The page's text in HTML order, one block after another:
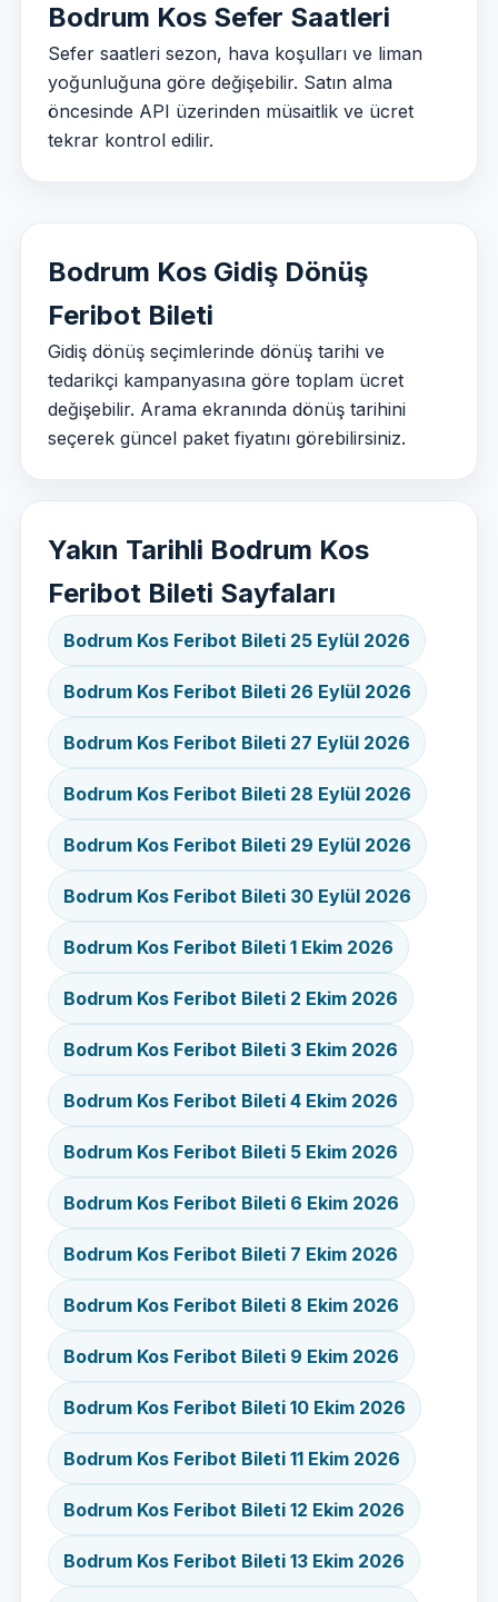
Bodrum Kos Sefer Saatleri
Sefer saatleri sezon, hava koşulları ve liman
yoğunluğuna göre değişebilir. Satın alma
öncesinde API üzerinden müsaitlik ve ücret
tekrar kontrol edilir.
Bodrum Kos Gidiş Dönüş
Feribot Bileti
Gidiş dönüş seçimlerinde dönüş tarihi ve
tedarikçi kampanyasına göre toplam ücret
değişebilir. Arama ekranında dönüş tarihini
seçerek güncel paket fiyatını görebilirsiniz.
Yakın Tarihli Bodrum Kos
Feribot Bileti Sayfaları
Bodrum Kos Feribot Bileti 25 Eylül 2026
Bodrum Kos Feribot Bileti 26 Eylül 2026
Bodrum Kos Feribot Bileti 27 Eylül 2026
Bodrum Kos Feribot Bileti 28 Eylül 2026
Bodrum Kos Feribot Bileti 29 Eylül 2026
Bodrum Kos Feribot Bileti 30 Eylül 2026
Bodrum Kos Feribot Bileti 1 Ekim 2026
Bodrum Kos Feribot Bileti 2 Ekim 2026
Bodrum Kos Feribot Bileti 3 Ekim 2026
Bodrum Kos Feribot Bileti 4 Ekim 2026
Bodrum Kos Feribot Bileti 5 Ekim 2026
Bodrum Kos Feribot Bileti 6 Ekim 2026
Bodrum Kos Feribot Bileti 7 Ekim 2026
Bodrum Kos Feribot Bileti 8 Ekim 2026
Bodrum Kos Feribot Bileti 9 Ekim 2026
Bodrum Kos Feribot Bileti 10 Ekim 2026
Bodrum Kos Feribot Bileti 11 Ekim 2026
Bodrum Kos Feribot Bileti 12 Ekim 2026
Bodrum Kos Feribot Bileti 13 Ekim 2026